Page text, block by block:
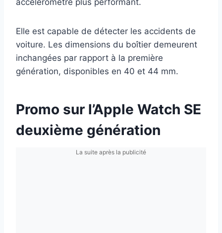
Elle est capable de détecter les accidents de
voiture. Les dimensions du boîtier demeurent
inchangées par rapport à la première
génération, disponibles en 40 et 44 mm.
Promo sur l’Apple Watch SE
deuxième génération
La suite après la publicité